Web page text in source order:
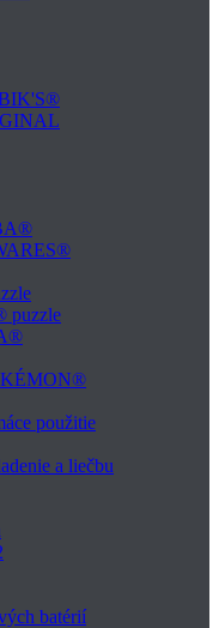
puzzle
použitie
a liečbu
batérií